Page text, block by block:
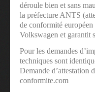
déroule bien et sans
la préfecture ANTS
de conformité
Volkswagen et garantit
Pour les demandes
techniques sont
Demande
conformite.com